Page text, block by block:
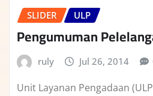
SLIDER ULP
Pengumuman
ruly Jul 26, 2014
Unit Layanan Pengadaan